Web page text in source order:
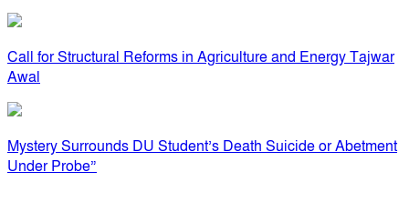
Call for Structural Reforms in Agriculture and Energy Tajwar
Awal
Mystery Surrounds DU Student’s Death Suicide or Abetment
Under Probe”